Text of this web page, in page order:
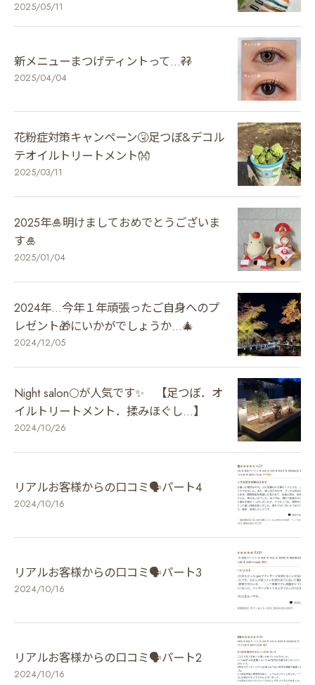
2025/05/11
新メニューまつげティントって…⁇👀
2025/04/04
花粉症対策キャンペーン🤧足つぼ&デコル
テオイルトリートメント👐
2025/03/11
2025年🎍明けましておめでとうございま
す🎍
2025/01/04
2024年…今年１年頑張ったご自身へのプ
レゼント🎁にいかがでしょうか…🎄
2024/12/05
Night salon🌕が人気です✨ 【足つぼ．オ
イルトリートメント．揉みほぐし…】
2024/10/26
リアルお客様からの口コミ🗣️パート4
2024/10/16
リアルお客様からの口コミ🗣️パート3
2024/10/16
リアルお客様からの口コミ🗣️パート2
2024/10/16